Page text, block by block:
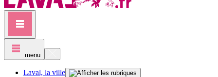
menu
Laval, la ville